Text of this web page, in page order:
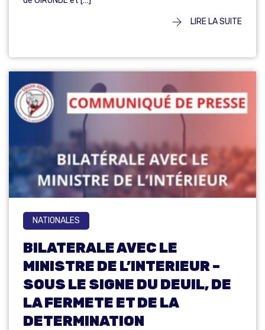
LIRE LA SUITE
NATIONALES
BILATERALE AVEC LE
MINISTRE DE L’INTERIEUR –
SOUS LE SIGNE DU DEUIL, DE
LA FERMETE ET DE LA
DETERMINATION